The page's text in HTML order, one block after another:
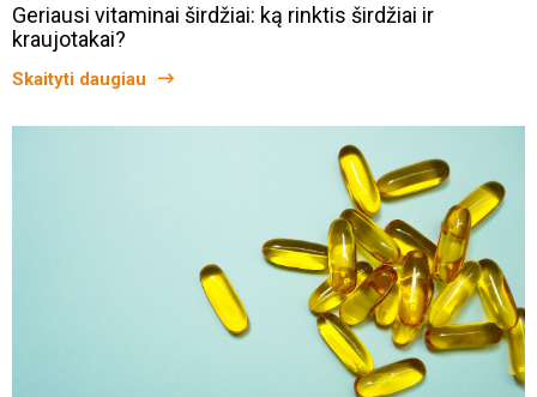
Geriausi vitaminai širdžiai: ką rinktis širdžiai ir
kraujotakai?
Skaityti daugiau